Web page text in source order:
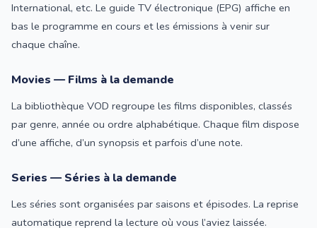
International, etc. Le guide TV électronique (EPG) affiche en
bas le programme en cours et les émissions à venir sur
chaque chaîne.
Movies — Films à la demande
La bibliothèque VOD regroupe les films disponibles, classés
par genre, année ou ordre alphabétique. Chaque film dispose
d’une affiche, d’un synopsis et parfois d’une note.
Series — Séries à la demande
Les séries sont organisées par saisons et épisodes. La reprise
automatique reprend la lecture où vous l’aviez laissée.